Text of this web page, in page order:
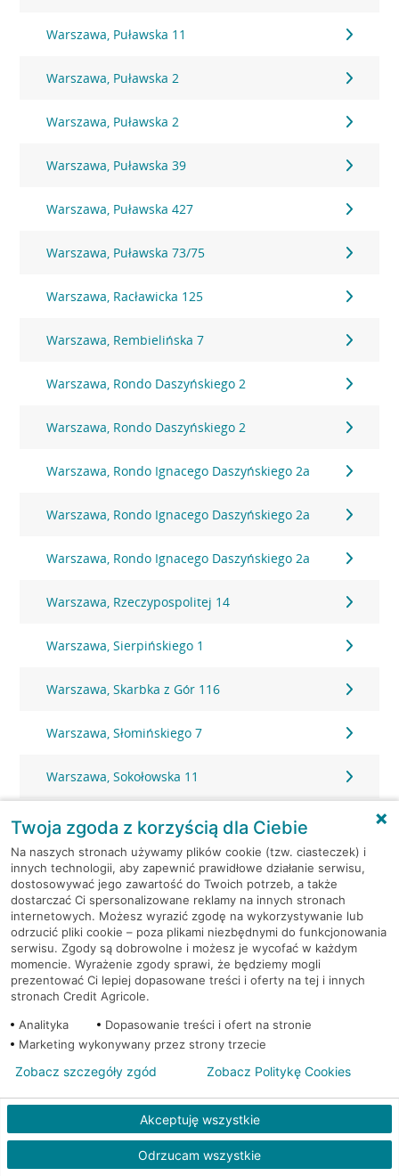
Warszawa, Puławska 11
Warszawa, Puławska 2
Warszawa, Puławska 2
Warszawa, Puławska 39
Warszawa, Puławska 427
Warszawa, Puławska 73/75
Warszawa, Racławicka 125
Warszawa, Rembielińska 7
Warszawa, Rondo Daszyńskiego 2
Warszawa, Rondo Daszyńskiego 2
Warszawa, Rondo Ignacego Daszyńskiego 2a
Warszawa, Rondo Ignacego Daszyńskiego 2a
Warszawa, Rondo Ignacego Daszyńskiego 2a
Warszawa, Rzeczypospolitej 14
Warszawa, Sierpińskiego 1
Warszawa, Skarbka z Gór 116
Warszawa, Słomińskiego 7
Warszawa, Sokołowska 11
Warszawa, Solec 32/34
Warszawa, Solidarności 95
Warszawa, Stalowa 60/64
Warszawa, Stawki 6.
Warszawa, Strażacka 104
Warszawa, Światowida 17
Warszawa, Światowida 17
Warszawa, Światowida 17
Warszawa, Światowida 18
Twoja zgoda z korzyścią dla Ciebie
Na naszych stronach używamy plików cookie (tzw. ciasteczek) i
innych technologii, aby zapewnić prawidłowe działanie serwisu,
dostosowywać jego zawartość do Twoich potrzeb, a także
dostarczać Ci spersonalizowane reklamy na innych stronach
internetowych. Możesz wyrazić zgodę na wykorzystywanie lub
odrzucić pliki cookie – poza plikami niezbędnymi do funkcjonowania
serwisu. Zgody są dobrowolne i możesz je wycofać w każdym
momencie. Wyrażenie zgody sprawi, że będziemy mogli
prezentować Ci lepiej dopasowane treści i oferty na tej i innych
stronach Credit Agricole.
Analityka
Dopasowanie treści i ofert na stronie
Marketing wykonywany przez strony trzecie
Akceptuję wszystkie
Odrzucam wszystkie
Zobacz szczegóły zgód Zobacz Politykę Cookies